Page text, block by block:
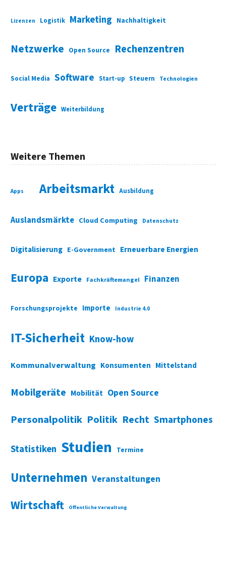
Lizenzen Logistik Marketing Nachhaltigkeit
Netzwerke Open Source Rechenzentren
Social Media Software Start-up Steuern Technologien
Verträge Weiterbildung
Weitere Themen
Apps Arbeitsmarkt Ausbildung
Auslandsmärkte Cloud Computing Datenschutz
Digitalisierung E-Government Erneuerbare Energien
Europa Exporte Fachkräftemangel Finanzen
Forschungsprojekte Importe Industrie 4.0
IT-Sicherheit Know-how
Kommunalverwaltung Konsumenten Mittelstand
Mobilgeräte Mobilität Open Source
Personalpolitik Politik Recht Smartphones
Statistiken Studien Termine
Unternehmen Veranstaltungen
Wirtschaft Öffentliche Verwaltung